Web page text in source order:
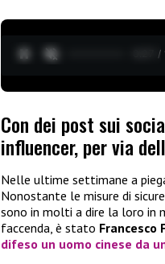
0:28
Con dei post sui
influencer, per via
Nelle ultime settimane a
Nonostante le misure di
sono in molti a dire la loro in
faccenda, è stato Francesco
difeso un uomo cinese da